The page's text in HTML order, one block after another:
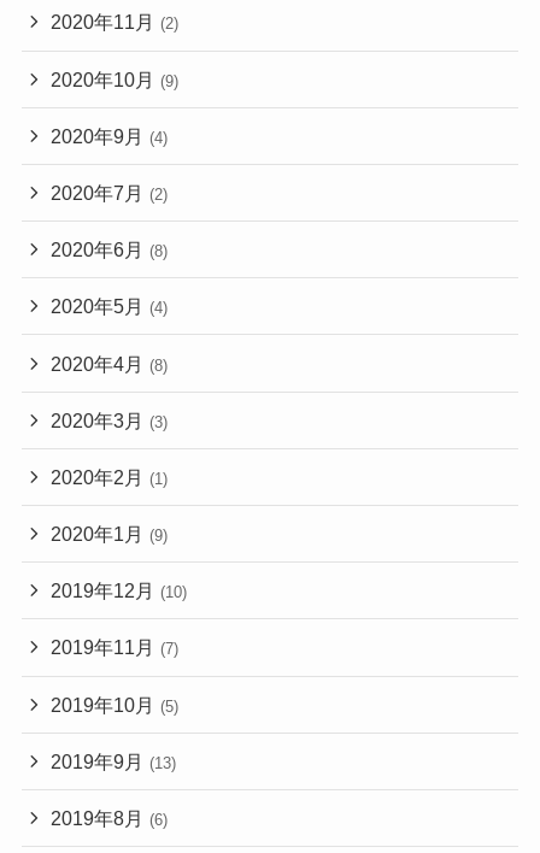
2020年11月 (2)
2020年10月 (9)
2020年9月 (4)
2020年7月 (2)
2020年6月 (8)
2020年5月 (4)
2020年4月 (8)
2020年3月 (3)
2020年2月 (1)
2020年1月 (9)
2019年12月 (10)
2019年11月 (7)
2019年10月 (5)
2019年9月 (13)
2019年8月 (6)